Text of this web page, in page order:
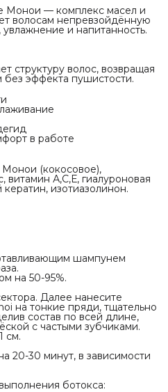
Монои — комплекс масел и
волосам непревзойдённую
увлажнение и напитанность.
структуру волос, возвращая
эффекта пушистости.
в работе
(кокосовое),
витамин А,С,Е, гиалуроновая
изотиазолинон.
шампунем
на 50-95%.
Далее нанесите
на тонкие пряди, тщательно
состав по всей длине,
с частыми зубчиками.
см.
20-30 минут, в зависимости
ботокса: